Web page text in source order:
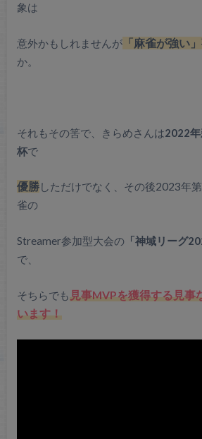
象は
意外かもしれませんが「麻雀が強い
か。
それもその筈で、きらめさんは2022
杯で
優勝しただけでなく、その後2023年
雀の
Streamer参加型大会の「神域リーグ
で、
そちらでも見事MVPを獲得する見事
います！